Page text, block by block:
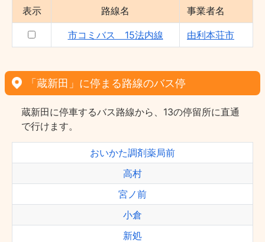
表示 路線名 事業者名
市コミバス 15法内線 由利本荘市
「蔵新田」に停まる路線のバス停
蔵新田に停車するバス路線から、13の停留所に直通
で行けます。
おいかた調剤薬局前
高村
宮ノ前
小倉
新処